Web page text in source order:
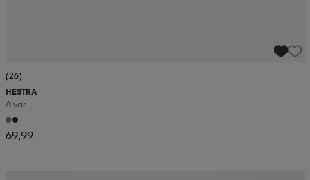
(26)
HESTRA
Alvar
69,99